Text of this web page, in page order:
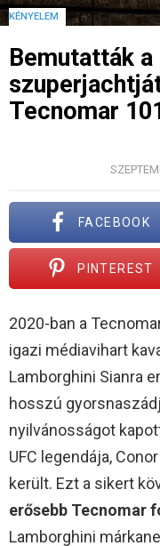
KÉNYELEM
Bemutatták
Tecnomar
FACEBOOK
PINTEREST
2020-ban a
igazi médiavihart
Lamborghini Sianra
hosszú
nyilvánosságot
UFC legendája,
került. Ezt a sikert
erősebb Tecnomar
Lamborghini